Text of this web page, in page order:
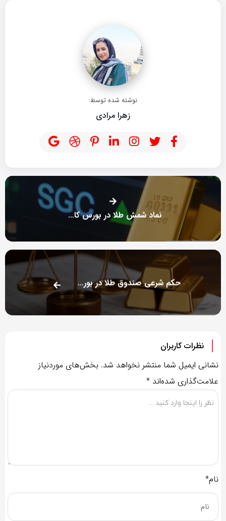
نوشته شده توسط:
زهرا مرادی
نماد شمش طلا در بورس کالا چیست؟
حکم شرعی صندوق طلا در بورس چیست؟
نظرات کاربران
نشانی ایمیل شما منتشر نخواهد شد. بخش‌های موردنیاز
علامت‌گذاری شده‌اند *
نام*